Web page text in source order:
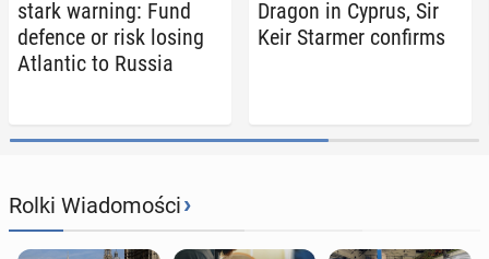
stark warning: Fund
defence or risk losing
At­lantic to Russia
Dragon in Cyprus, Sir
Keir Starmer con­firms
Rolki Wiadomości›